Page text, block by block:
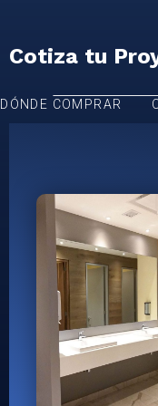
DÓNDE COMPRAR
Cotiza tu